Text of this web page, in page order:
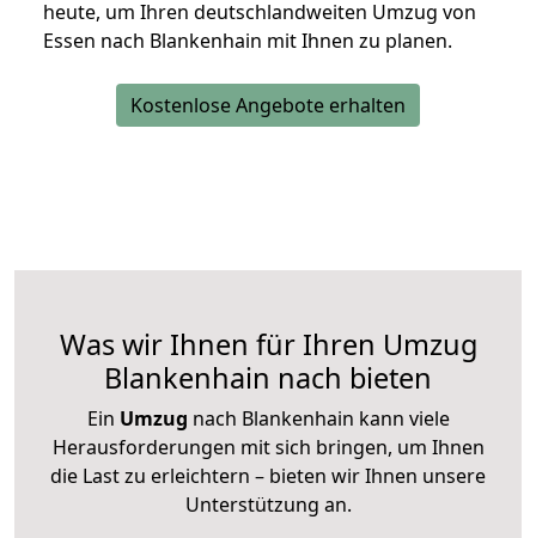
heute, um Ihren deutschlandweiten Umzug von
Essen nach Blankenhain mit Ihnen zu planen.
Kostenlose Angebote erhalten
Was wir Ihnen für Ihren Umzug
Blankenhain nach bieten
Ein Umzug nach Blankenhain kann viele
Herausforderungen mit sich bringen, um Ihnen
die Last zu erleichtern – bieten wir Ihnen unsere
Unterstützung an.